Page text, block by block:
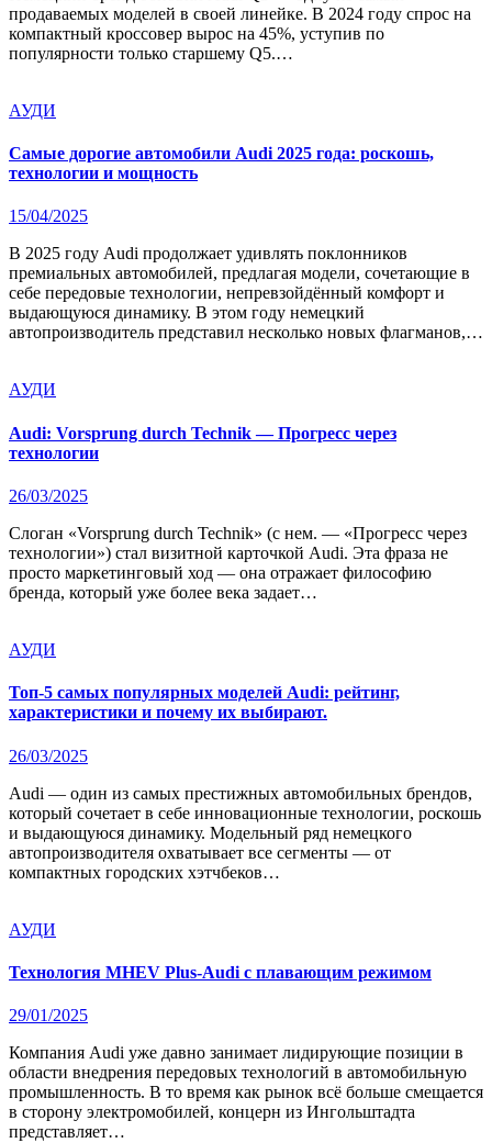
продаваемых моделей в своей линейке. В 2024 году спрос на
компактный кроссовер вырос на 45%, уступив по
популярности только старшему Q5.…
АУДИ
Самые дорогие автомобили Audi 2025 года: роскошь,
технологии и мощность
15/04/2025
В 2025 году Audi продолжает удивлять поклонников
премиальных автомобилей, предлагая модели, сочетающие в
себе передовые технологии, непревзойдённый комфорт и
выдающуюся динамику. В этом году немецкий
автопроизводитель представил несколько новых флагманов,…
АУДИ
Audi: Vorsprung durch Technik — Прогресс через
технологии
26/03/2025
Слоган «Vorsprung durch Technik» (с нем. — «Прогресс через
технологии») стал визитной карточкой Audi. Эта фраза не
просто маркетинговый ход — она отражает философию
бренда, который уже более века задает…
АУДИ
Топ-5 самых популярных моделей Audi: рейтинг,
характеристики и почему их выбирают.
26/03/2025
Audi — один из самых престижных автомобильных брендов,
который сочетает в себе инновационные технологии, роскошь
и выдающуюся динамику. Модельный ряд немецкого
автопроизводителя охватывает все сегменты — от
компактных городских хэтчбеков…
АУДИ
Технология MHEV Plus-Audi с плавающим режимом
29/01/2025
Компания Audi уже давно занимает лидирующие позиции в
области внедрения передовых технологий в автомобильную
промышленность. В то время как рынок всё больше смещается
в сторону электромобилей, концерн из Ингольштадта
представляет…